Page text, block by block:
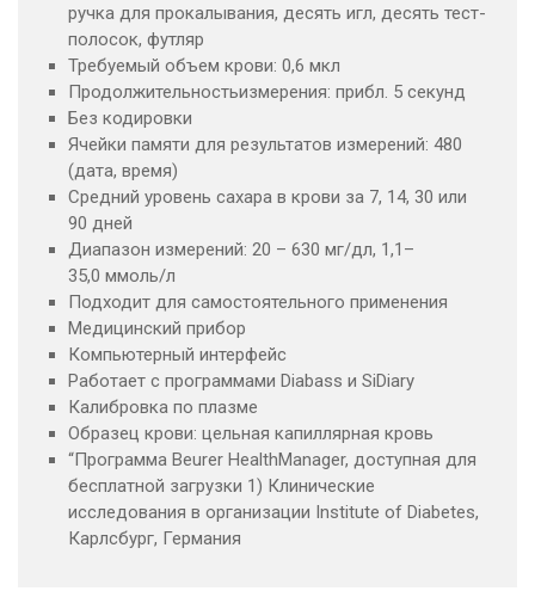
ручка для прокалывания, десять игл, десять тест-
полосок, футляр
Требуемый объем крови: 0,6 мкл
Продолжительностьизмерения: прибл. 5 секунд
Без кодировки
Ячейки памяти для результатов измерений: 480
(дата, время)
Средний уровень сахара в крови за 7, 14, 30 или
90 дней
Диапазон измерений: 20 – 630 мг/дл, 1,1–
35,0 ммоль/л
Подходит для самостоятельного применения
Медицинский прибор
Компьютерный интерфейс
Работает с программами Diabass и SiDiary
Калибровка по плазме
Образец крови: цельная капиллярная кровь
“Программа Beurer HealthManager, доступная для
бесплатной загрузки 1) Клинические
исследования в организации Institute of Diabetes,
Карлсбург, Германия